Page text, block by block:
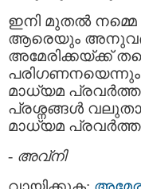
ഇനി മുതല്‍
ആരെയും
അമേരിക്കയ്ക്ക്
പരിഗണനയെന്നും
മാധ്യമ
പ്രശ്നങ്ങള്‍
മാധ്യമ
- അവ്നി